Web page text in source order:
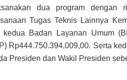
dua program dengan
Tugas Teknis Lainnya
kedua Badan Layanan Umum
Rp444.750.394.009,00. Serta
Presiden dan Wakil Presiden